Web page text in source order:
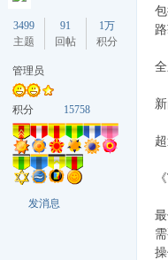
3499
主题
91
回帖
1万
积分
管理员
积分 15758
发消息